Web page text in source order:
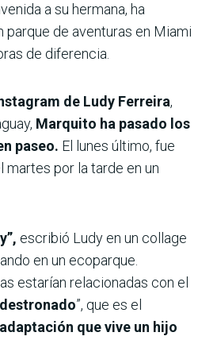
a su hermana, ha
de aventuras en Miami
de diferencia.
de Ludy Ferreira,
Marquito ha pasado los
paseo. El lunes último, fue
por la tarde en un
escribió Ludy en un collage
en un ecoparque.
estarían relacionadas con el
”, que es el
que vive un hijo